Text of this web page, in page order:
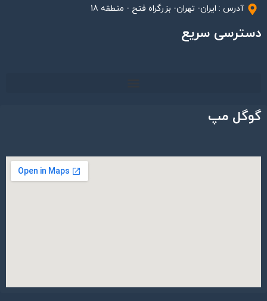
آدرس : ایران- تهران- بزرگراه فتح - منطقه 18
دسترسی سریع
گوگل مپ